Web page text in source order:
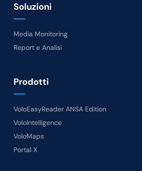
Soluzioni
Media Monitoring
Report e Analisi
Prodotti
VoloEasyReader ANSA Edition
VoloIntelligence
VoloMaps
Portal X